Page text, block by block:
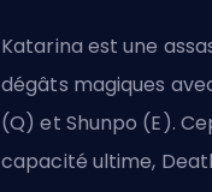
Katarina est une
dégâts magiques
(Q) et Shunpo (E).
capacité ultime,